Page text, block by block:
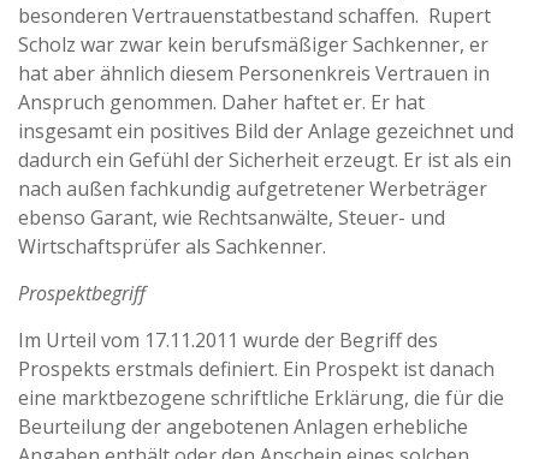
besonderen Vertrauenstatbestand schaffen. Rupert
Scholz war zwar kein berufsmäßiger Sachkenner, er
hat aber ähnlich diesem Personenkreis Vertrauen in
Anspruch genommen. Daher haftet er. Er hat
insgesamt ein positives Bild der Anlage gezeichnet und
dadurch ein Gefühl der Sicherheit erzeugt. Er ist als ein
nach außen fachkundig aufgetretener Werbeträger
ebenso Garant, wie Rechtsanwälte, Steuer- und
Wirtschaftsprüfer als Sachkenner.
Prospektbegriff
Im Urteil vom 17.11.2011 wurde der Begriff des
Prospekts erstmals definiert. Ein Prospekt ist danach
eine marktbezogene schriftliche Erklärung, die für die
Beurteilung der angebotenen Anlagen erhebliche